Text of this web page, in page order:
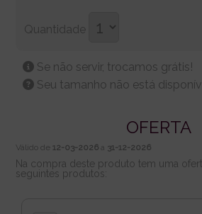
Quantidade
Se não servir, trocamos grátis!
Seu tamanho não está
OFERTA
Válido de 12-03-2026 a 31-12-2026
Na compra deste produto tem uma
seguintes produtos: